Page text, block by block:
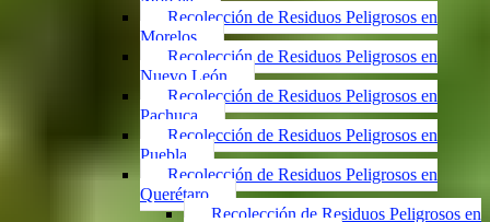
Recolección de Residuos Peligrosos en
Morelos
Recolección de Residuos Peligrosos en
Nuevo León
Recolección de Residuos Peligrosos en
Pachuca
Recolección de Residuos Peligrosos en
Puebla
Recolección de Residuos Peligrosos en
Querétaro
Recolección de Residuos Peligrosos en